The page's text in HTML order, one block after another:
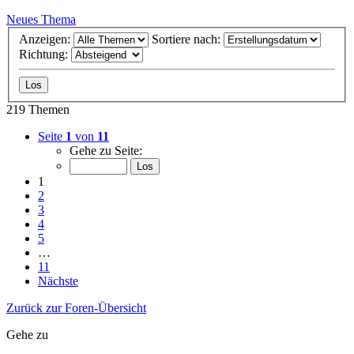
Neues Thema
Anzeigen:
Sortiere nach:
Richtung:
219 Themen
Seite 1 von 11
Gehe zu Seite:
1
2
3
4
5
…
11
Nächste
Zurück zur Foren-Übersicht
Gehe zu